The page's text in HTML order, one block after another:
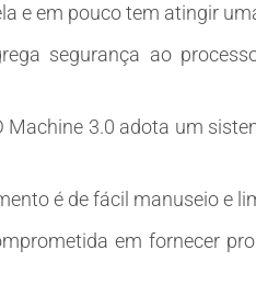
e em pouco tem atingir
segurança ao
Machine 3.0 adota um
é de fácil manuseio e
em fornecer